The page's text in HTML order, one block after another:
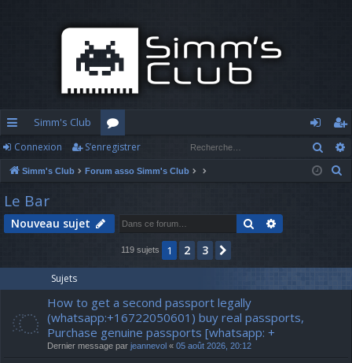
cc
ès
ra
pi
Simm's Club
or
u
o
n
’e
nr
Connexion S’enregistrer
Simm's Club Forum asso Simm's Club
h
Le Bar
Nouveau sujet Rechercher
119 sujets 1 2 3
Sujets
How to get a second passport legally
(whatsapp:+16722050601) buy real passports,
Purchase genuine passports [whatsapp: +
Dernier message par jeannevol « 05 août 2026, 20:12